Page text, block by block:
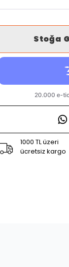
Stoğa
1000 TL üzeri
ücretsiz kargo